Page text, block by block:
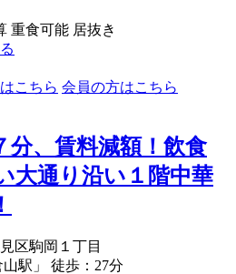
重食可能 居抜き
こちら 会員の方はこちら
分、賃料減額！飲食
大通り沿い１階中華
区駒岡１丁目
駅」 徒歩：27分